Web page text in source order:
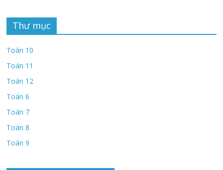
Thư mục
Toán 10
Toán 11
Toán 12
Toán 6
Toán 7
Toán 8
Toán 9